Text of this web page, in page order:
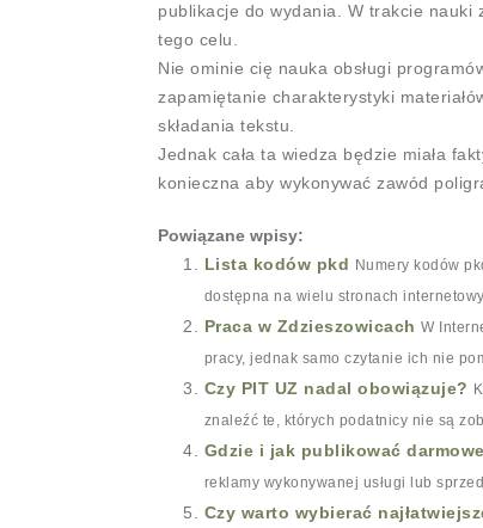
publikacje do wydania. W trakcie
tego celu.
Nie ominie cię nauka obsługi
zapamiętanie charakterystyki
składania tekstu.
Jednak cała ta wiedza będzie miała
konieczna aby wykonywać zawód
Powiązane wpisy:
Lista kodów pkd Numery kodów
dostępna na wielu stronach
Praca w Zdzieszowicach W
pracy, jednak samo czytanie ich nie
Czy PIT UZ nadal obowiązuje?
znaleźć te, których podatnicy nie są
Gdzie i jak publikować
reklamy wykonywanej usługi lub
Czy warto wybierać